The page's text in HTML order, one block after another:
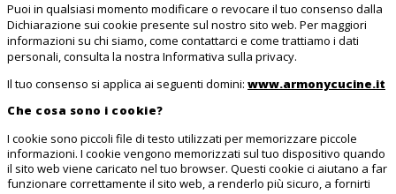
Puoi in qualsiasi momento modificare o revocare il tuo consenso dalla
Dichiarazione sui cookie presente sul nostro sito web. Per maggiori
informazioni su chi siamo, come contattarci e come trattiamo i dati
personali, consulta la nostra Informativa sulla privacy.
Il tuo consenso si applica ai seguenti domini: www.armonycucine.it
Che cosa sono i cookie?
I cookie sono piccoli file di testo utilizzati per memorizzare piccole
informazioni. I cookie vengono memorizzati sul tuo dispositivo quando
il sito web viene caricato nel tuo browser. Questi cookie ci aiutano a far
funzionare correttamente il sito web, a renderlo più sicuro, a fornirti